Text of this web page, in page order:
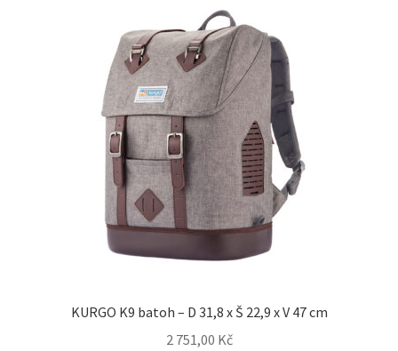
KURGO K9 batoh – D 31,8 x Š 22,9 x V 47 cm
2 751,00 Kč